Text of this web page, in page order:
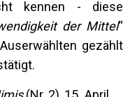
kennen - diese
der Mittel“
gezählt